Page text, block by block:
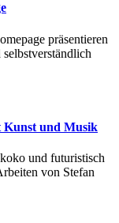
präsentieren
Kunst und Musik
und futuristisch
von Stefan